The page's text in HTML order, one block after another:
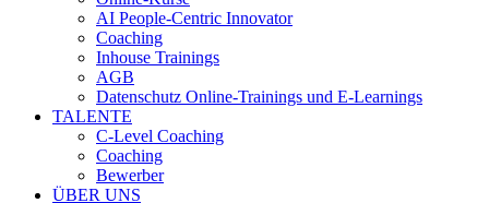
AI People-Centric Innovator
Coaching
Inhouse Trainings
AGB
Datenschutz Online-Trainings und E-Learnings
TALENTE
C-Level Coaching
Coaching
Bewerber
ÜBER UNS